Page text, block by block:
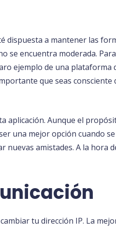
dispuesta a mantener las
se encuentra moderada.
ejemplo de una
que seas
Aunque el
una mejor opción cuando
amistades. A la hora
tu dirección IP. La